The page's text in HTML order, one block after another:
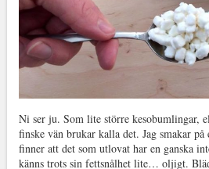
Ni ser ju. Som lite större kesobumlingar,
finske vän brukar kalla det. Jag smakar
finner att det som utlovat har en ganska
känns trots sin fettsnålhet lite… oljigt.